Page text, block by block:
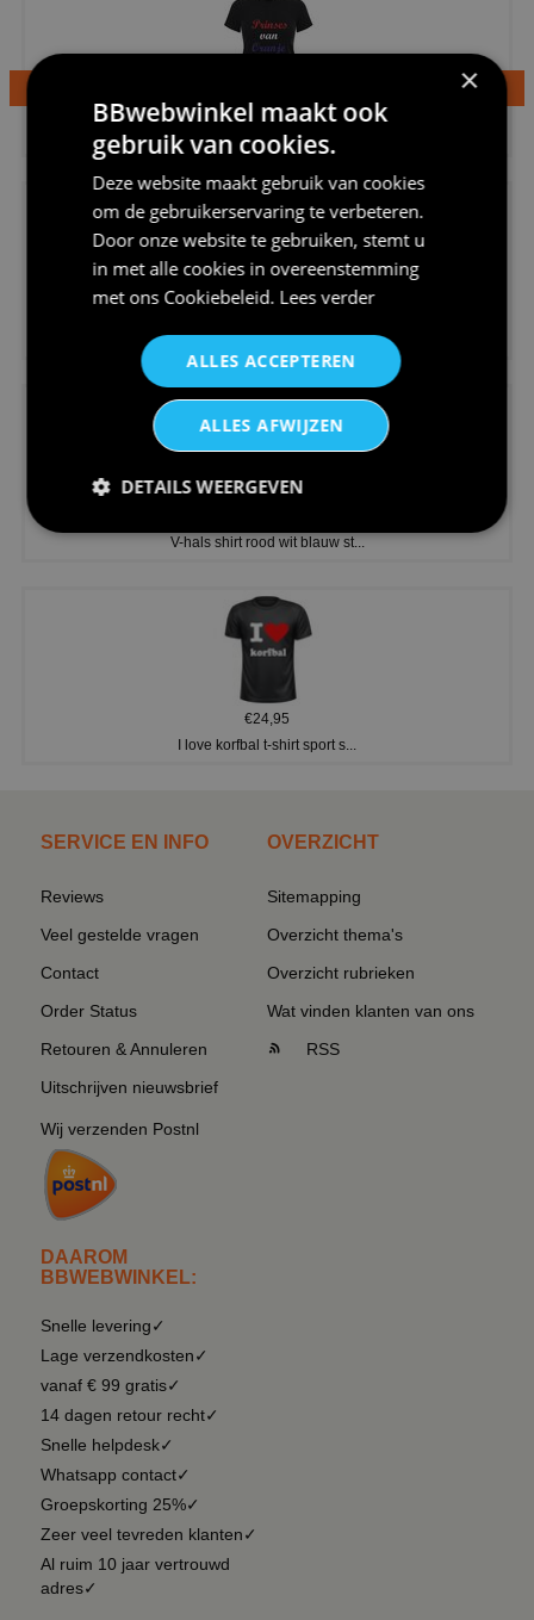
€24,95
Dames v hals t-shirt prinses v...
Koningsdag shirt heren v-hals ...
V-hals shirt rood wit blauw st...
€24,95
I love korfbal t-shirt sport s...
SERVICE EN INFO
Reviews
Veel gestelde vragen
Contact
Order Status
Retouren & Annuleren
Uitschrijven nieuwsbrief
Wij verzenden Postnl
DAAROM
BBWEBWINKEL:
Snelle levering✓
Lage verzendkosten✓
vanaf € 99 gratis✓
14 dagen retour recht✓
Snelle helpdesk✓
Whatsapp contact✓
Groepskorting 25%✓
Zeer veel tevreden klanten✓
Al ruim 10 jaar vertrouwd
adres✓
OVERZICHT
Sitemapping
Overzicht thema's
Overzicht rubrieken
Wat vinden klanten van ons
RSS
×
BBwebwinkel maakt ook
gebruik van cookies.
Deze website maakt gebruik van cookies
om de gebruikerservaring te verbeteren.
Door onze website te gebruiken, stemt u
in met alle cookies in overeenstemming
met ons Cookiebeleid. Lees verder
ALLES ACCEPTEREN
ALLES AFWIJZEN
DETAILS WEERGEVEN